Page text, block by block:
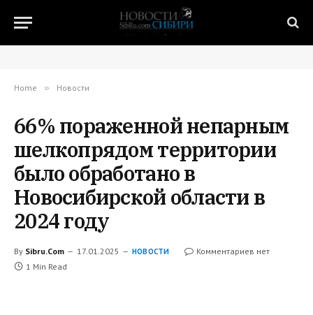
Home » Новости
66% пораженной непарным
шелкопрядом территории
было обработано в
Новосибирской области в
2024 году
By Sibru.Com 17.01.2025 НОВОСТИ
Комментариев нет
1 Min Read